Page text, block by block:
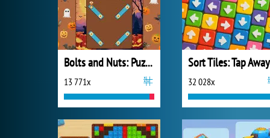
Bolts and Nuts: Puzzle
13 771x
Sort Tiles: Tap Away
32 028x